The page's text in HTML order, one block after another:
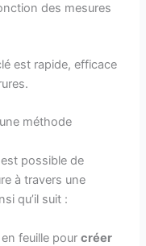
des mesures
est rapide, efficace
méthode
possible de
à travers une
qu’il suit :
feuille pourcréer